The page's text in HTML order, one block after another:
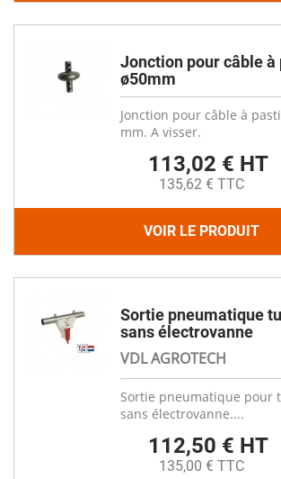
Jonction pour câble
ø50mm
Jonction pour câble à
mm. A visser.
113,02 € HT
135,62 € TTC
VOIR LE PRODUIT
Sortie pneumatique
sans électrovanne
VDL AGROTECH
Sortie pneumatique pour
sans électrovanne....
112,50 € HT
135,00 € TTC